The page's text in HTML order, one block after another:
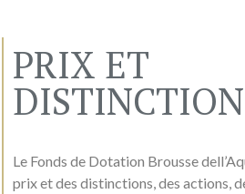
PRIX ET
Le Fonds de Dotation Brousse
prix et des distinctions, des actions,